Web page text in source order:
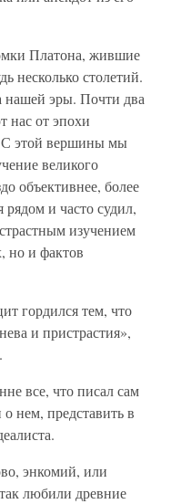
Платона, жившие
несколько столетий.
эры. Почти два
нас от эпохи
С этой вершины мы
великого
объективнее, более
рядом и часто судил,
изучением
но и фактов
гордился тем, что
и пристрастия»,
все, что писал сам
нем, представить в
энкомий, или
любили древние